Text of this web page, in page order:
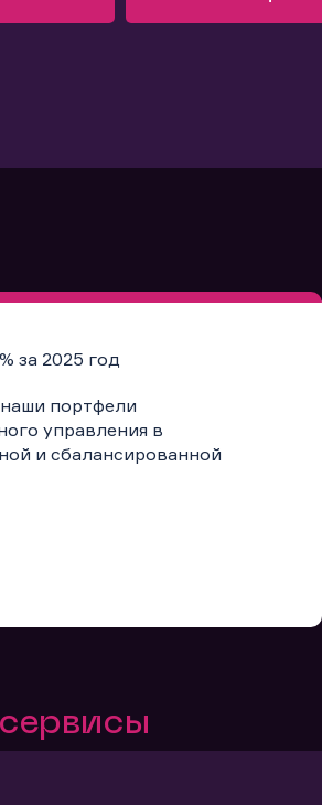
за 2025 год
портфели
управления в
и сбалансированной
сервисы